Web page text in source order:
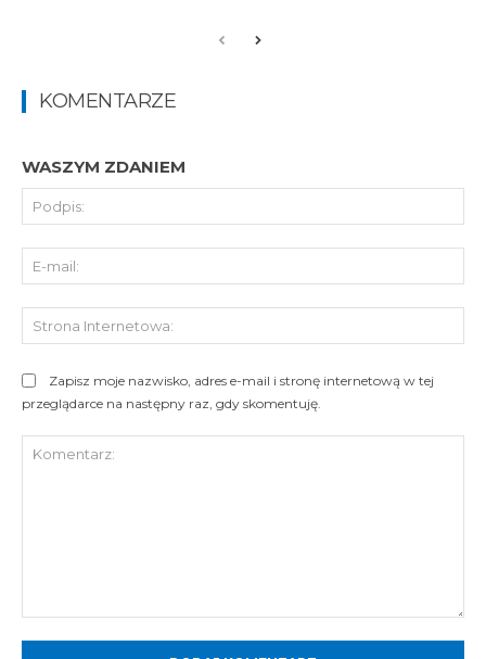
KOMENTARZE
WASZYM ZDANIEM
Zapisz moje nazwisko, adres e-mail i stronę internetową w tej
przeglądarce na następny raz, gdy skomentuję.